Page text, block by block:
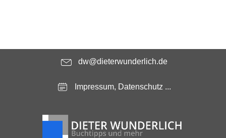
dw@dieterwunderlich.de
Impressum, Datenschutz ...